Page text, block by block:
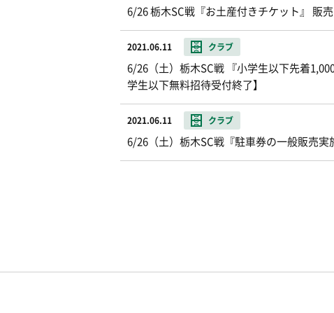
6/26 栃木SC戦『お土産付きチケット』 販
2021.06.11 クラブ
6/26（土）栃木SC戦 『小学生以下先着
学生以下無料招待受付終了】
2021.06.11 クラブ
6/26（土）栃木SC戦『駐車券の一般販売実